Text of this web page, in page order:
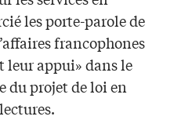
les porte-parole de
francophones
appui» dans le
du projet de loi en